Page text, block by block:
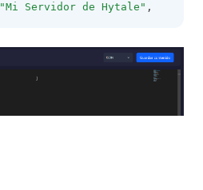
"Mi Servidor de Hytale" ,